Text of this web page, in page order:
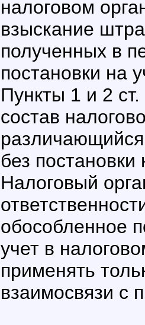
налоговом
взыскание
полученных в
постановки на
Пункты 1 и 2
состав
без
Налоговый
обособленное
учет в
применять
взаимосвязи с